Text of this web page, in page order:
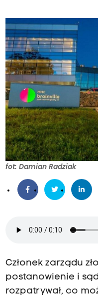
fot: Damian Radziak
Członek zarządu
postanowienie i
rozpatrywał, co